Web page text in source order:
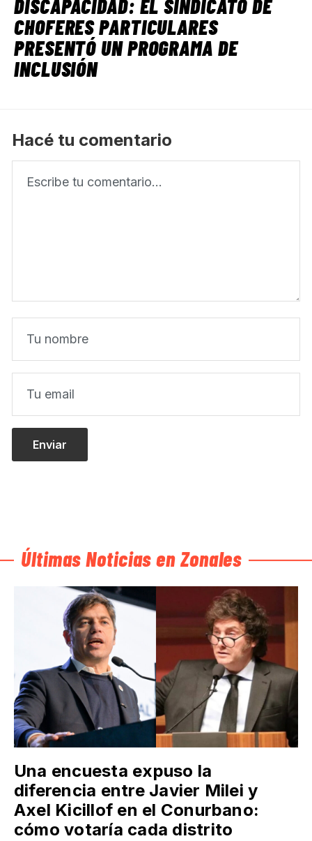
DISCAPACIDAD: EL SINDICATO DE
CHOFERES PARTICULARES
PRESENTÓ UN PROGRAMA DE
INCLUSIÓN
Hacé tu comentario
Últimas Noticias en Zonales
Una encuesta expuso la
diferencia entre Javier Milei y
Axel Kicillof en el Conurbano:
cómo votaría cada distrito